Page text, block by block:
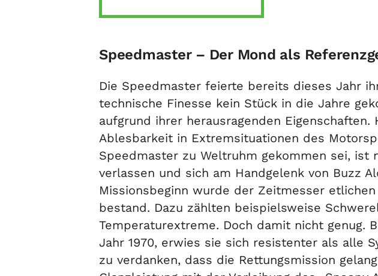
Speedmaster – Der Mond als
Die Speedmaster feierte bereits dieses Jahr
technische Finesse kein Stück in die Jahre
aufgrund ihrer herausragenden
Ablesbarkeit in Extremsituationen des
Speedmaster zu Weltruhm gekommen sei,
verlassen und sich am Handgelenk von Buzz
Missionsbeginn wurde der Zeitmesser
bestand. Dazu zählten beispielsweise
Temperaturextreme. Doch damit nicht genug.
Jahr 1970, erwies sie sich resistenter als alle
zu verdanken, dass die Rettungsmission